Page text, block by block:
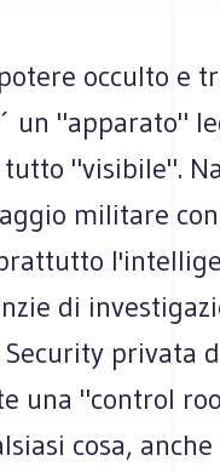
occulto e
un "apparato"
"visibile".
militare
di
privata
una "control
cosa,